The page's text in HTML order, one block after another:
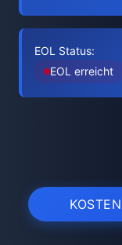
EOL Status:
EOL erreicht